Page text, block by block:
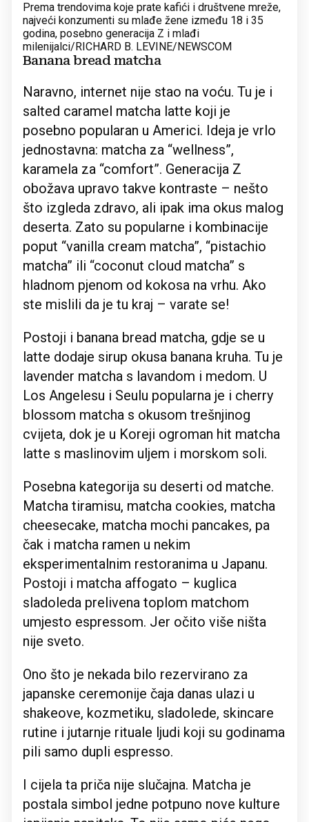
Prema trendovima koje prate kafići i društvene mreže,
najveći konzumenti su mlađe žene između 18 i 35
godina, posebno generacija Z i mlađi
milenijalci/RICHARD B. LEVINE/NEWSCOM
Banana bread matcha
Naravno, internet nije stao na voću. Tu je i
salted caramel matcha latte koji je
posebno popularan u Americi. Ideja je vrlo
jednostavna: matcha za “wellness”,
karamela za “comfort”. Generacija Z
obožava upravo takve kontraste – nešto
što izgleda zdravo, ali ipak ima okus malog
deserta. Zato su popularne i kombinacije
poput “vanilla cream matcha”, “pistachio
matcha” ili “coconut cloud matcha” s
hladnom pjenom od kokosa na vrhu. Ako
ste mislili da je tu kraj – varate se!
Postoji i banana bread matcha, gdje se u
latte dodaje sirup okusa banana kruha. Tu je
lavender matcha s lavandom i medom. U
Los Angelesu i Seulu popularna je i cherry
blossom matcha s okusom trešnjinog
cvijeta, dok je u Koreji ogroman hit matcha
latte s maslinovim uljem i morskom soli.
Posebna kategorija su deserti od matche.
Matcha tiramisu, matcha cookies, matcha
cheesecake, matcha mochi pancakes, pa
čak i matcha ramen u nekim
eksperimentalnim restoranima u Japanu.
Postoji i matcha affogato – kuglica
sladoleda prelivena toplom matchom
umjesto espressom. Jer očito više ništa
nije sveto.
Ono što je nekada bilo rezervirano za
japanske ceremonije čaja danas ulazi u
shakeove, kozmetiku, sladolede, skincare
rutine i jutarnje rituale ljudi koji su godinama
pili samo dupli espresso.
I cijela ta priča nije slučajna. Matcha je
postala simbol jedne potpuno nove kulture